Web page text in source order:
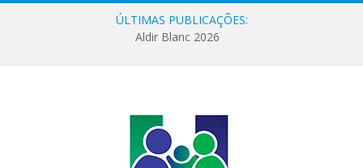
ÚLTIMAS PUBLICAÇÕES:
Aldir Blanc 2026